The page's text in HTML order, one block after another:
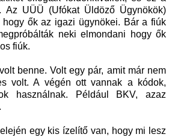
Az UÜÜ (Ufókat Üldöző Ügynökök)
hogy ők az igazi ügynökei. Bár a fiúk
neki elmondani hogy ők
fiúk.
benne. Volt egy pár, amit már nem
volt. A végén ott vannak a kódok,
használnak. Például BKV, azaz
egy kis ízelítő van, hogy mi lesz